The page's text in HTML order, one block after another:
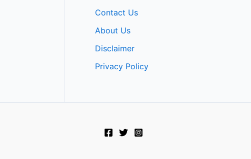
Contact Us
About Us
Disclaimer
Privacy Policy